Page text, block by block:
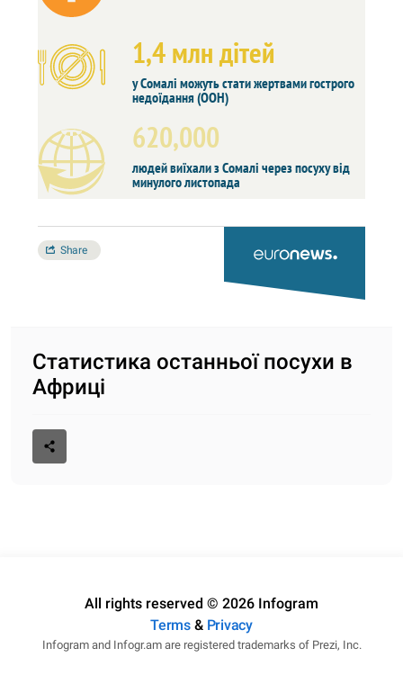
1,4 млн дітей
у Сомалі можуть стати жертвами гострого
недоїдання (ООН)
620,000
людей виїхали з Сомалі через посуху від
минулого листопада
Share
Статистика останньої посухи в
Африці
All rights reserved © 2026 Infogram
Terms& Privacy
Infogram and Infogr.am are registered trademarks of Prezi, Inc.